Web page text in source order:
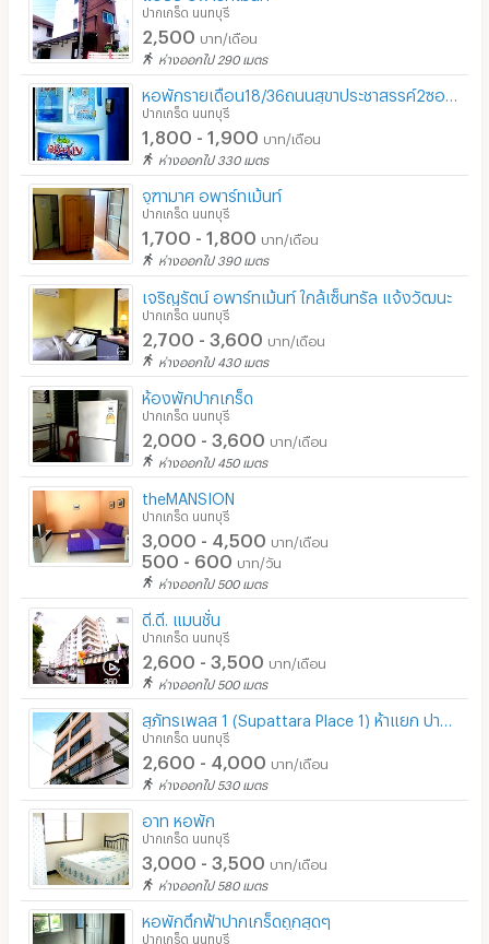
- ถนนติวานนท์ ปากเกร็ด นนทบุรี
2,500 บาท/เดือน
ห่างออกไป 290 เมตร
ปากเกร็ด นนทบุรี
1,800 - 1,900 บาท/เดือน
ห่างออกไป 330 เมตร
จุฑามาศ อพาร์ทเม้นท์
ปากเกร็ด นนทบุรี
1,700 - 1,800 บาท/เดือน
ห่างออกไป 390 เมตร
เจริญรัตน์ อพาร์ทเม้นท์ ใกล้เซ็นทรัล แจ้งวัฒนะ
ปากเกร็ด นนทบุรี
2,700 - 3,600 บาท/เดือน
ห่างออกไป 430 เมตร
ห้องพักปากเกร็ด
ปากเกร็ด นนทบุรี
2,000 - 3,600 บาท/เดือน
ห่างออกไป 450 เมตร
theMANSION
ปากเกร็ด นนทบุรี
3,000 - 4,500 บาท/เดือน
500 - 600 บาท/วัน
ห่างออกไป 500 เมตร
ดี.ดี. แมนชั่น
ปากเกร็ด นนทบุรี
2,600 - 3,500 บาท/เดือน
ห่างออกไป 500 เมตร
ปากเกร็ด นนทบุรี
2,600 - 4,000 บาท/เดือน
ห่างออกไป 530 เมตร
อาท หอพัก
ปากเกร็ด นนทบุรี
3,000 - 3,500 บาท/เดือน
ห่างออกไป 580 เมตร
หอพักตึกฟ้าปากเกร็ดถูกสุดๆ
ปากเกร็ด นนทบุรี